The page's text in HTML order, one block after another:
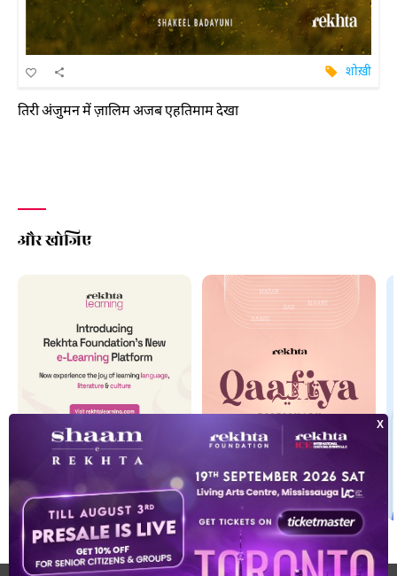
शोख़ी
तिरी अंजुमन में ज़ालिम अजब एहतिमाम देखा
और खोजिए